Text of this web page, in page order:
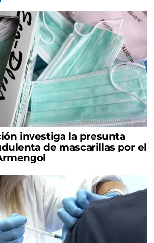
investiga la presunta
de mascarillas por el